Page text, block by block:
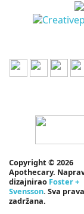
Copyright © 2026
Apothecary.
dizajnirao Foster +
Svensson. Sva prava
zadržana.